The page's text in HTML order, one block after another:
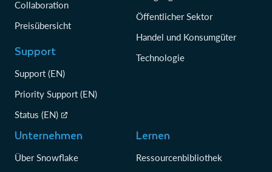
Collaboration
Preisübersicht
Support
Support (EN)
Priority Support (EN)
Status (EN)
Öffentlicher Sektor
Handel und Konsumgüter
Technologie
Unternehmen
Über Snowflake
Lernen
Ressourcenbibliothek